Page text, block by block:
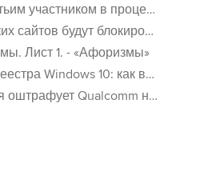
в процессе ФАС против Google - «Интернет»
будут блокироваться! - «Интернет»
Лист 1. - «Афоризмы»
восстановить реестр Виндовс 10 - «Windows»
на $774 млн - «Новости сети»